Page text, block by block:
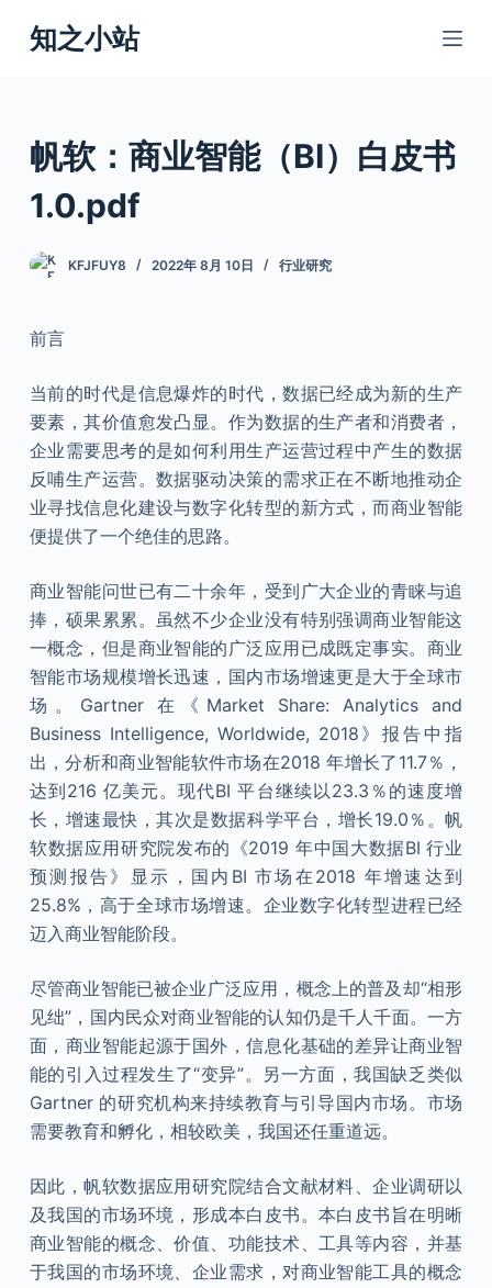
跳
过
知之小站
帆软：商业智能（BI）白皮书
1.0.pdf
KFJFUY8 2022年 8月 10日 行业研究
前言
当前的时代是信息爆炸的时代，数据已经成为新的生产
要素，其价值愈发凸显。作为数据的生产者和消费者，
企业需要思考的是如何利用生产运营过程中产生的数据
反哺生产运营。数据驱动决策的需求正在不断地推动企
业寻找信息化建设与数字化转型的新方式，而商业智能
便提供了一个绝佳的思路。
商业智能问世已有二十余年，受到广大企业的青睐与追
捧，硕果累累。虽然不少企业没有特别强调商业智能这
一概念，但是商业智能的广泛应用已成既定事实。商业
智能市场规模增长迅速，国内市场增速更是大于全球市
场。Gartner 在《Market Share: Analytics and
Business Intelligence, Worldwide, 2018》报告中指
出，分析和商业智能软件市场在2018 年增长了11.7％，
达到216 亿美元。现代BI 平台继续以23.3％的速度增
长，增速最快，其次是数据科学平台，增长19.0％。帆
软数据应用研究院发布的《2019 年中国大数据BI 行业
预测报告》显示，国内BI 市场在2018 年增速达到
25.8%，高于全球市场增速。企业数字化转型进程已经
迈入商业智能阶段。
尽管商业智能已被企业广泛应用，概念上的普及却“相形
见绌”，国内民众对商业智能的认知仍是千人千面。一方
面，商业智能起源于国外，信息化基础的差异让商业智
能的引入过程发生了“变异”。另一方面，我国缺乏类似
Gartner 的研究机构来持续教育与引导国内市场。市场
需要教育和孵化，相较欧美，我国还任重道远。
因此，帆软数据应用研究院结合文献材料、企业调研以
及我国的市场环境，形成本白皮书。本白皮书旨在明晰
商业智能的概念、价值、功能技术、工具等内容，并基
于我国的市场环境、企业需求，对商业智能工具的概念